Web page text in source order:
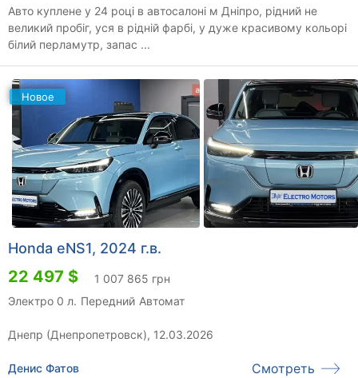
Авто куплене у 24 році в автосалоні м Дніпро, рідний не
великий пробіг, уся в рідній фарбі, у дуже красивому кольорі
білий перламутр, запас ...
Новое
Honda eNS1, 2024 г.в.
22 497 $
1 007 865 грн
Электро 0 л. Передний Автомат
Днепр (Днепропетровск), 12.03.2026
Денис Фатов Смотреть